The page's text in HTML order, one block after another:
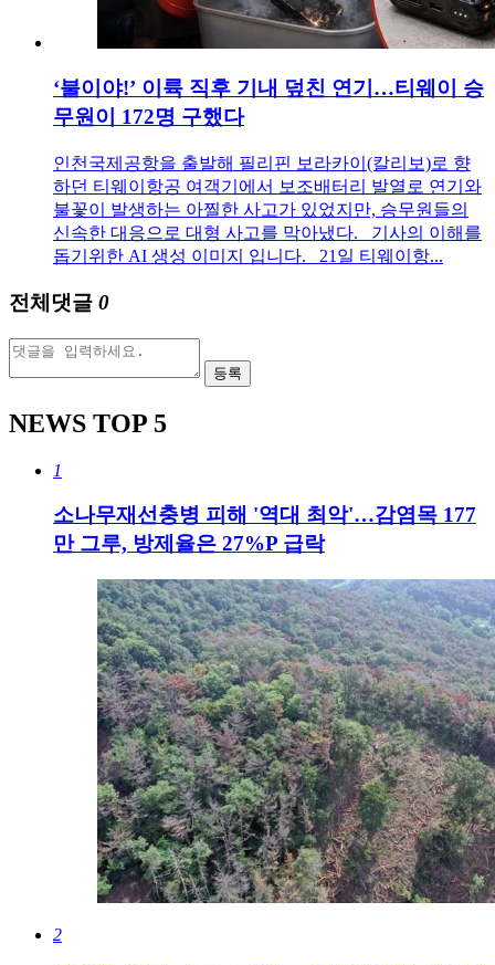
‘불이야!’ 이륙 직후 기내 덮친 연기…티웨이 승
무원이 172명 구했다
인천국제공항을 출발해 필리핀 보라카이(칼리보)로 향
하던 티웨이항공 여객기에서 보조배터리 발열로 연기와
불꽃이 발생하는 아찔한 사고가 있었지만, 승무원들의
신속한 대응으로 대형 사고를 막아냈다. 기사의 이해를
돕기위한 AI 생성 이미지 입니다. 21일 티웨이항...
전체댓글 0
등록
NEWS TOP 5
1
소나무재선충병 피해 '역대 최악'…감염목 177
만 그루, 방제율은 27%P 급락
2